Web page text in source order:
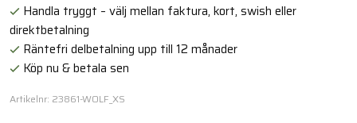
Handla tryggt – välj mellan faktura, kort, swish eller
direktbetalning
Räntefri delbetalning upp till 12 månader
Köp nu & betala sen
Artikelnr: 23861-WOLF_XS